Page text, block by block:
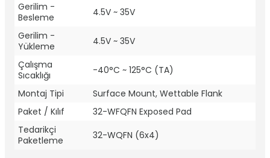
Gerilim -
Besleme
4.5V ~ 35V
Gerilim -
Yükleme
4.5V ~ 35V
Çalışma
Sıcaklığı
-40°C ~ 125°C (TA)
Montaj Tipi
Surface Mount, Wettable Flank
Paket / Kılıf
32-WFQFN Exposed Pad
Tedarikçi
Paketleme
32-WQFN (6x4)